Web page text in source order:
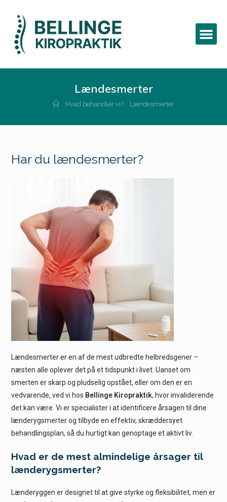
Lændesmerter
Hvad behandler vi? Lændesmerter
Har du lændesmerter?
Lændesmerter er en af de mest udbredte helbredsgener –
næsten alle oplever det på et tidspunkt i livet. Uanset om
smerten er skarp og pludselig opstået, eller om den er en
vedvarende, ved vi hos Bellinge Kiropraktik, hvor invaliderende
det kan være. Vi er specialister i at identificere årsagen til dine
lænderygsmerter og tilbyde en effektiv, skræddersyet
behandlingsplan, så du hurtigt kan genoptage et aktivt liv.
Hvad er de mest almindelige årsager til
lænderygsmerter?
Lænderyggen er designet til at give styrke og fleksibilitet, men er